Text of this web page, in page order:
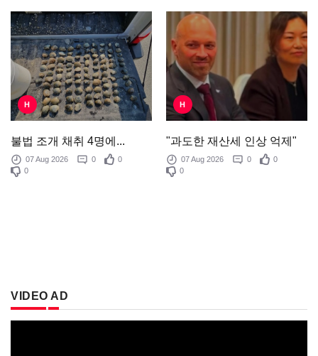
H
불법 조개 채취 4명에...
07 Aug 2026 0
0
0
H
"과도한 재산세 인상 억제"
07 Aug 2026 0
0
0
VIDEO AD